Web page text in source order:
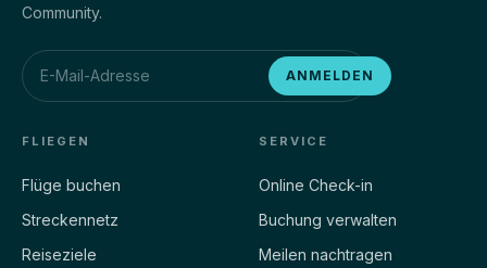
Community.
ANMELDEN
FLIEGEN
Flüge buchen
Streckennetz
Reiseziele
SERVICE
Online Check-in
Buchung verwalten
Meilen nachtragen